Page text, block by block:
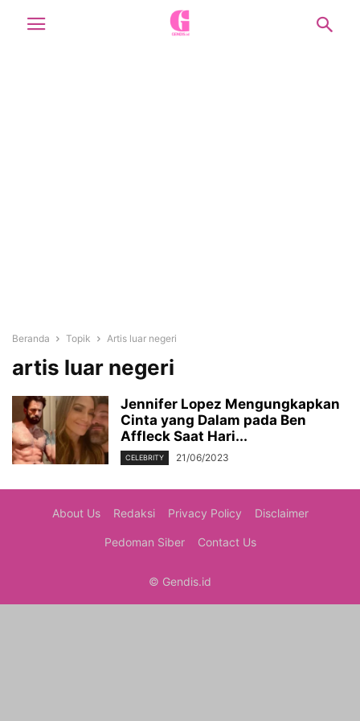
Beranda Topik Artis luar negeri
artis luar negeri
Jennifer Lopez Mengungkapkan
Cinta yang Dalam pada Ben
Affleck Saat Hari...
CELEBRITY 21/06/2023
About Us Redaksi Privacy Policy Disclaimer
Pedoman Siber Contact Us
© Gendis.id